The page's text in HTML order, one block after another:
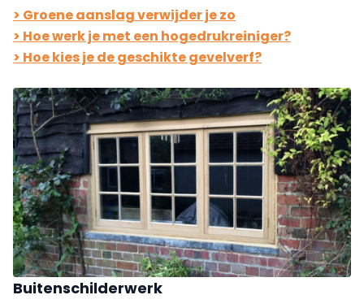
> Groene aanslag verwijder je zo
> Hoe werk je met een hogedrukreiniger?
> Hoe kies je de geschikte gevelverf?
Buitenschilderwerk